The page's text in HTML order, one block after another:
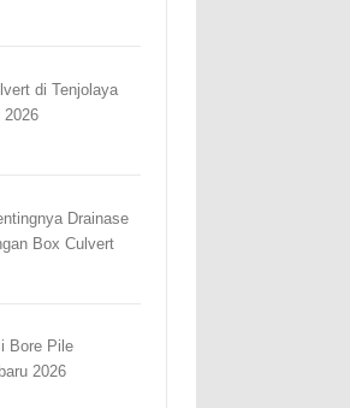
di Tenjolaya
2026
Drainase
Box Culvert
Bore Pile
2026